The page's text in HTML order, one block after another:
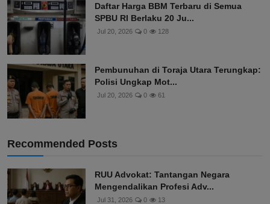
Daftar Harga BBM Terbaru di Semua
SPBU RI Berlaku 20 Ju...
Jul 20, 2026 0 128
Pembunuhan di Toraja Utara Terungkap:
Polisi Ungkap Mot...
Jul 20, 2026 0 61
Recommended Posts
RUU Advokat: Tantangan Negara
Mengendalikan Profesi Adv...
Jul 31, 2026 0 13